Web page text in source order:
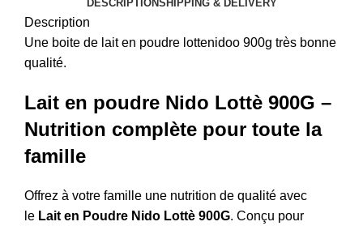
DESCRIPTIONSHIPPING & DELIVERY
Description
Une boite de lait en poudre lottenidoo 900g très bonne
qualité.
Lait en poudre Nido Lottè 900G –
Nutrition complète pour toute la
famille
Offrez à votre famille une nutrition de qualité avec
le Lait en Poudre Nido Lottè 900G. Conçu pour